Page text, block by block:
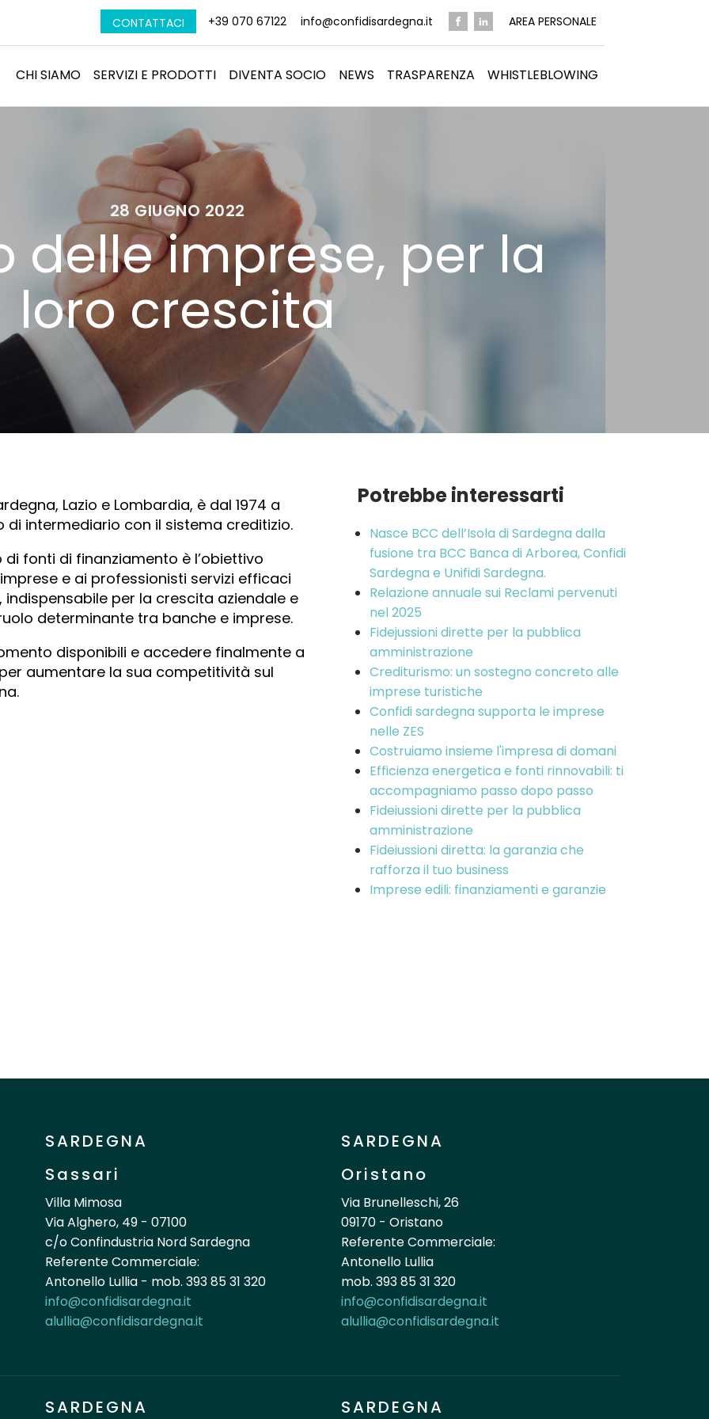
CONTATTACI +39 070 67122 info@confidisardegna.it AREA PERSONALE
CHI SIAMO SERVIZI E PRODOTTI DIVENTA SOCIO NEWS TRASPARENZA WHISTLEBLOWING
28 GIUGNO 2022
delle imprese, per la
loro crescita
Lazio e Lombardia, è dal 1974 a
intermediario con il sistema creditizio.
fonti di finanziamento è l’obiettivo
e ai professionisti servizi efficaci
per la crescita aziendale e
determinante tra banche e imprese.
disponibili e accedere finalmente a
aumentare la sua competitività sul
Potrebbe interessarti
Nasce BCC dell’Isola di Sardegna dalla
fusione tra BCC Banca di Arborea, Confidi
Sardegna e Unifidi Sardegna.
Relazione annuale sui Reclami pervenuti
nel 2025
Fidejussioni dirette per la pubblica
amministrazione
Crediturismo: un sostegno concreto alle
imprese turistiche
Confidi sardegna supporta le imprese
nelle ZES
Costruiamo insieme l'impresa di domani
Efficienza energetica e fonti rinnovabili: ti
accompagniamo passo dopo passo
Fideiussioni dirette per la pubblica
amministrazione
Fideiussioni diretta: la garanzia che
rafforza il tuo business
Imprese edili: finanziamenti e garanzie
SARDEGNA
Sassari
Villa Mimosa
Via Alghero, 49 - 07100
c/o Confindustria Nord Sardegna
Referente Commerciale:
Antonello Lullia - mob. 393 85 31 320
info@confidisardegna.it
alullia@confidisardegna.it
SARDEGNA
Oristano
Via Brunelleschi, 26
09170 - Oristano
Referente Commerciale:
Antonello Lullia
mob. 393 85 31 320
info@confidisardegna.it
alullia@confidisardegna.it
SARDEGNA SARDEGNA